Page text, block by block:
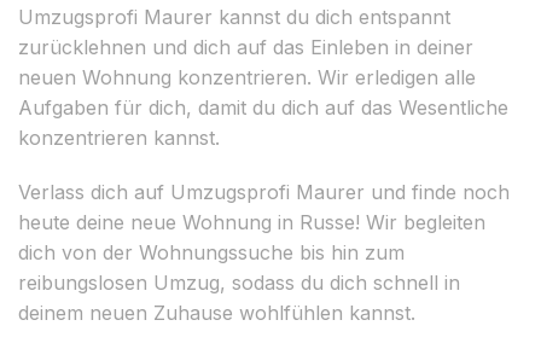
Umzugsprofi Maurer kannst du dich entspannt
zurücklehnen und dich auf das Einleben in deiner
neuen Wohnung konzentrieren. Wir erledigen alle
Aufgaben für dich, damit du dich auf das Wesentliche
konzentrieren kannst.
Verlass dich auf Umzugsprofi Maurer und finde noch
heute deine neue Wohnung in Russe! Wir begleiten
dich von der Wohnungssuche bis hin zum
reibungslosen Umzug, sodass du dich schnell in
deinem neuen Zuhause wohlfühlen kannst.